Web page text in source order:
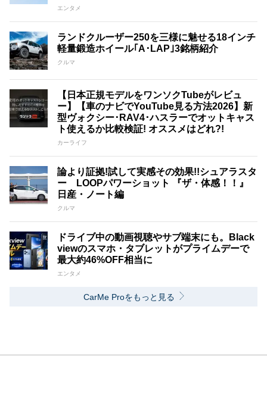
エンタメ
ランドクルーザー250を三様に魅せる18インチ
軽量鍛造ホイール｢A･LAP｣3銘柄紹介
クルマ
【日本正規モデルをワンソクTubeがレビュ
ー】【車のナビでYouTube見る方法2026】新
型ヴォクシー･RAV4･ハスラーでオットキャス
ト使えるか比較検証! オススメはどれ?!
カーライフ
論より証拠!試して実感その効果!!シュアラスタ
ー LOOPパワーショット 『ザ・体感！！』
日産・ノート編
クルマ
ドライブ中の動画視聴やサブ端末にも。Black
viewのスマホ・タブレットがプライムデーで
最大約46%OFF相当に
エンタメ
CarMe Proをもっと見る